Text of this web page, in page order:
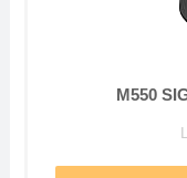
M550